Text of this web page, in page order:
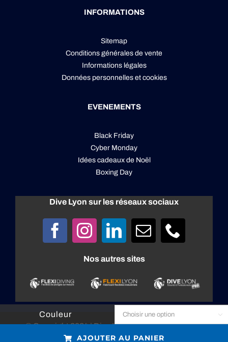
Couleur 
AJOUTER AU PANIER
INFORMATIONS
Sitemap
Conditions générales de vente
Informations légales
Données personnelleset cookies
EVENEMENTS
Black Friday
Cyber Monday
Idées cadeaux de Noël
Boxing Day
Dive Lyon sur les réseaux sociaux
Nos autres sites
© Copyright 2024 |Dive Lyon| All rights reserved |
Created byDevnet MRJ